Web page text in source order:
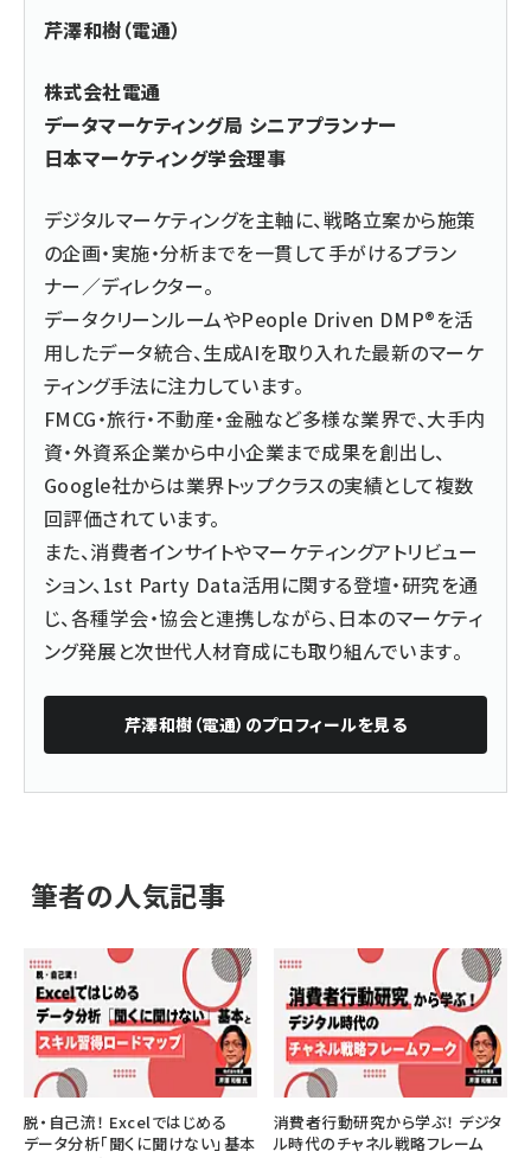
芹澤和樹（電通）
株式会社電通
データマーケティング局 シニアプランナー
日本マーケティング学会理事
デジタルマーケティングを主軸に、戦略立案から施策
の企画・実施・分析までを一貫して手がけるプラン
ナー／ディレクター。
データクリーンルームやPeople Driven DMP®を活
用したデータ統合、生成AIを取り入れた最新のマーケ
ティング手法に注力しています。
FMCG・旅行・不動産・金融など多様な業界で、大手内
資・外資系企業から中小企業まで成果を創出し、
Google社からは業界トップクラスの実績として複数
回評価されています。
また、消費者インサイトやマーケティングアトリビュー
ション、1st Party Data活用に関する登壇・研究を通
じ、各種学会・協会と連携しながら、日本のマーケティ
ング発展と次世代人材育成にも取り組んでいます。
芹澤和樹（電通） のプロフィールを見る
筆者の人気記事
脱・自己流！ Excelではじめる
データ分析「聞くに聞けない」基本
消費者行動研究から学ぶ！ デジタ
ル時代のチャネル戦略フレーム